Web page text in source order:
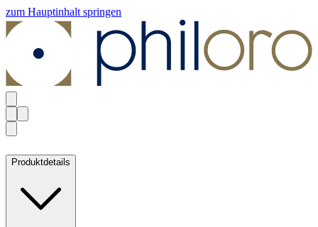
zum Hauptinhalt springen
Produktdetails